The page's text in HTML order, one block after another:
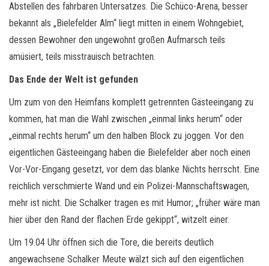
Abstellen des fahrbaren Untersatzes. Die Schüco-Arena, besser
bekannt als „Bielefelder Alm“ liegt mitten in einem Wohngebiet,
dessen Bewohner den ungewohnt großen Aufmarsch teils
amüsiert, teils misstrauisch betrachten.
Das Ende der Welt ist gefunden
Um zum von den Heimfans komplett getrennten Gästeeingang zu
kommen, hat man die Wahl zwischen „einmal links herum“ oder
„einmal rechts herum“ um den halben Block zu joggen. Vor den
eigentlichen Gästeeingang haben die Bielefelder aber noch einen
Vor-Vor-Eingang gesetzt, vor dem das blanke Nichts herrscht. Eine
reichlich verschmierte Wand und ein Polizei-Mannschaftswagen,
mehr ist nicht. Die Schalker tragen es mit Humor; „früher wäre man
hier über den Rand der flachen Erde gekippt“, witzelt einer.
Um 19.04 Uhr öffnen sich die Tore, die bereits deutlich
angewachsene Schalker Meute wälzt sich auf den eigentlichen